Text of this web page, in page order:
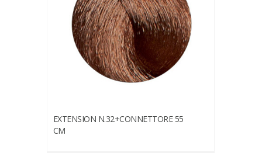
EXTENSION N.32+CONNETTORE 55
CM